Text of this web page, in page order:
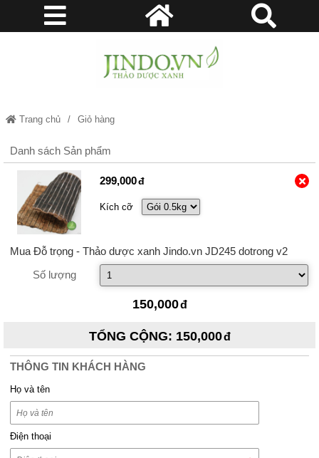
Trang chủ Giỏ hàng
Danh sách Sản phẩm
299,000
Kích cỡ
Mua Đỗ trọng - Thảo dược xanh Jindo.vn JD245 dotrong v2
Số lượng
150,000
TỔNG CỘNG: 150,000
THÔNG TIN KHÁCH HÀNG
Họ và tên
Điện thoại